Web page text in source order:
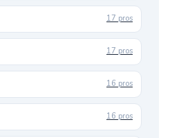
17 pros
17 pros
16 pros
16 pros